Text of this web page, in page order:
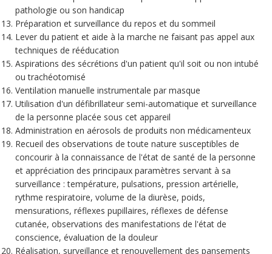
pathologie ou son handicap
Préparation et surveillance du repos et du sommeil
Lever du patient et aide à la marche ne faisant pas appel aux
techniques de rééducation
Aspirations des sécrétions d'un patient qu'il soit ou non intubé
ou trachéotomisé
Ventilation manuelle instrumentale par masque
Utilisation d'un défibrillateur semi-automatique et surveillance
de la personne placée sous cet appareil
Administration en aérosols de produits non médicamenteux
Recueil des observations de toute nature susceptibles de
concourir à la connaissance de l'état de santé de la personne
et appréciation des principaux paramètres servant à sa
surveillance : température, pulsations, pression artérielle,
rythme respiratoire, volume de la diurèse, poids,
mensurations, réflexes pupillaires, réflexes de défense
cutanée, observations des manifestations de l'état de
conscience, évaluation de la douleur
Réalisation, surveillance et renouvellement des pansements